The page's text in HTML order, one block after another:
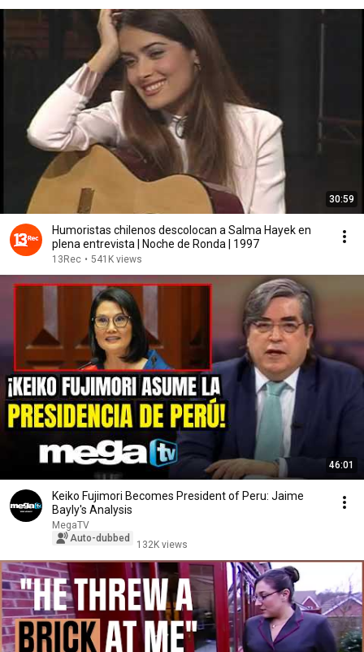
30:59
Humoristas chilenos descolocan a Salma Hayek en
plena entrevista | Noche de Ronda | 1997
13Rec • 541K views
46:01
Keiko Fujimori Becomes President of Peru: Jaime
Bayly's Analysis
MegaTV
Auto-dubbed
132K views